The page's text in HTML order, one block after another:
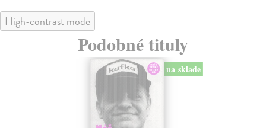
High-contrast mode
Podobné tituly
na sklade